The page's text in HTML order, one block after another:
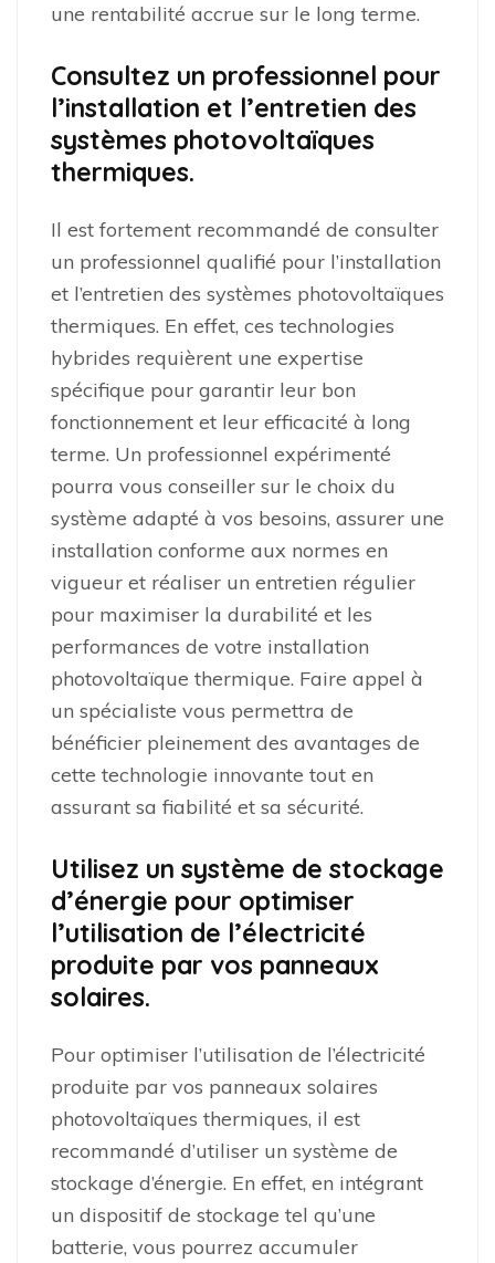
une rentabilité accrue sur le long terme.
Consultez un professionnel pour
l’installation et l’entretien des
systèmes photovoltaïques
thermiques.
Il est fortement recommandé de consulter
un professionnel qualifié pour l’installation
et l’entretien des systèmes photovoltaïques
thermiques. En effet, ces technologies
hybrides requièrent une expertise
spécifique pour garantir leur bon
fonctionnement et leur efficacité à long
terme. Un professionnel expérimenté
pourra vous conseiller sur le choix du
système adapté à vos besoins, assurer une
installation conforme aux normes en
vigueur et réaliser un entretien régulier
pour maximiser la durabilité et les
performances de votre installation
photovoltaïque thermique. Faire appel à
un spécialiste vous permettra de
bénéficier pleinement des avantages de
cette technologie innovante tout en
assurant sa fiabilité et sa sécurité.
Utilisez un système de stockage
d’énergie pour optimiser
l’utilisation de l’électricité
produite par vos panneaux
solaires.
Pour optimiser l’utilisation de l’électricité
produite par vos panneaux solaires
photovoltaïques thermiques, il est
recommandé d’utiliser un système de
stockage d’énergie. En effet, en intégrant
un dispositif de stockage tel qu’une
batterie, vous pourrez accumuler